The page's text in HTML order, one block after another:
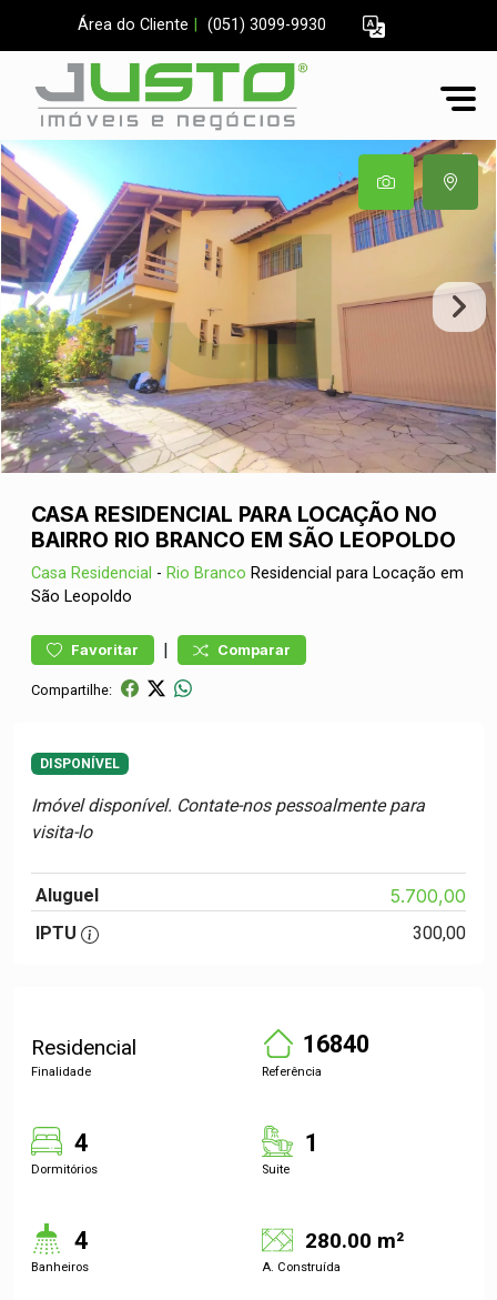
Área do Cliente (051) 3099-9930
CASA RESIDENCIAL PARA LOCAÇÃO NO
BAIRRO RIO BRANCO EM SÃO LEOPOLDO
Casa Residencial - Rio Branco Residencial para Locação em
São Leopoldo
Favoritar | Comparar
Compartilhe:
DISPONÍVEL
Imóvel disponível. Contate-nos pessoalmente para
visita-lo
Aluguel 5.700,00
IPTU 300,00
Residencial
Finalidade
16840
Referência
4
Dormitórios
1
Suite
4
Banheiros
280.00 m²
A. Construída